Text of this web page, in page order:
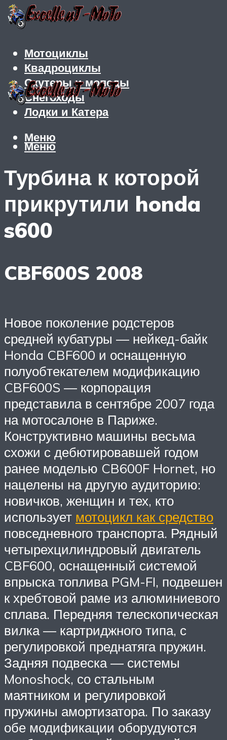
Мотоциклы
Квадроциклы
Скутеры и мопеды
Снегоходы
Лодки и Катера
Меню
Меню
Турбина к которой
прикрутили honda
s600
CBF600S 2008
Новое поколение родстеров
средней кубатуры — нейкед-байк
Honda CBF600 и оснащенную
полуобтекателем модификацию
CBF600S — корпорация
представила в сентябре 2007 года
на мотосалоне в Париже.
Конструктивно машины весьма
схожи с дебютировавшей годом
ранее моделью CB600F Hornet, но
нацелены на другую аудиторию:
новичков, женщин и тех, кто
использует мотоцикл как средство
повседневного транспорта. Рядный
четырехцилиндровый двигатель
CBF600, оснащенный системой
впрыска топлива PGM-FI, подвешен
к хребтовой раме из алюминиевого
сплава. Передняя телескопическая
вилка — картриджного типа, с
регулировкой преднатяга пружин.
Задняя подвеска — системы
Monoshock, со стальным
маятником и регулировкой
пружины амортизатора. По заказу
обе модификации оборудуются